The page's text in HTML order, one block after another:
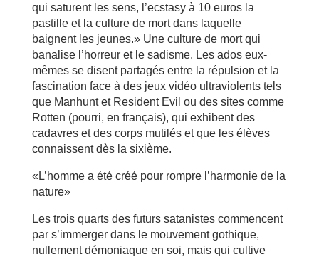
qui saturent les sens, l’ecstasy à 10 euros la
pastille et la culture de mort dans laquelle
baignent les jeunes.» Une culture de mort qui
banalise l’horreur et le sadisme. Les ados eux-
mêmes se disent partagés entre la répulsion et la
fascination face à des jeux vidéo ultraviolents tels
que Manhunt et Resident Evil ou des sites comme
Rotten (pourri, en français), qui exhibent des
cadavres et des corps mutilés et que les élèves
connaissent dès la sixième.
«L’homme a été créé pour rompre l’harmonie de la
nature»
Les trois quarts des futurs satanistes commencent
par s’immerger dans le mouvement gothique,
nullement démoniaque en soi, mais qui cultive